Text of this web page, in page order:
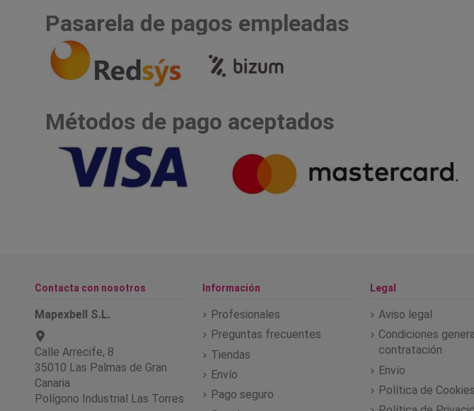
Pasarela de pagos empleadas
Métodos de pago aceptados
Contacta con nosotros
Mapexbell S.L.
Calle Arrecife, 8
35010 Las Palmas de Gran
Canaria
Polígono Industrial Las Torres
Información
Profesionales
Preguntas frecuentes
Tiendas
Envío
Pago seguro
Legal
Aviso legal
Condiciones
contratación
Envío
Política de Cookies